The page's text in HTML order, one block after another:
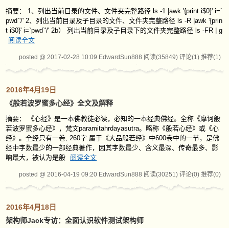
摘要： 1、列出当前目录的文件、文件夹完整路径 ls -1 |awk '{print i$0}' i=`
pwd`'/' 2、列出当前目录及子目录的文件、文件夹完整路径 ls -R |awk '{prin
t i$0}' i=`pwd`'/' 2b） 列出当前目录及子目录下的文件夹完整路径 ls -FR | g
阅读全文
posted @ 2017-02-28 10:09 EdwardSun888 阅读(35849) 评论(1) 推荐(1)
2016年4月19日
《般若波罗蜜多心经》全文及解释
摘要： 《心经》是一本佛教徒必读，必知的一本经典佛经。全称《摩诃般
若波罗蜜多心经》，梵文paramitahrdayasutra。略称《般若心经》或《心
经》。全经只有一卷, 260字.属于《大品般若经》中600卷中的一节，是佛
经中字数最少的一部经典著作，因其字数最少、含义最深、传奇最多、影
响最大，被认为是般
阅读全文
posted @ 2016-04-19 09:20 EdwardSun888 阅读(30251) 评论(0) 推荐(0)
2016年4月18日
架构师Jack专访：全面认识软件测试架构师